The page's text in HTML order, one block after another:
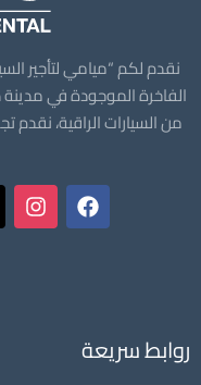
نقدم لكم “ميامي لتأجير
الفاخرة الموجودة في مدينة
من السيارات الراقية، نقدم
روابط سريعة